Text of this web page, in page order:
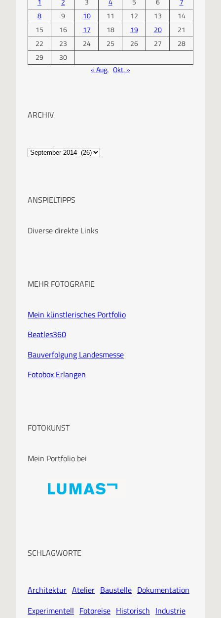
8
9 10 11 12 13
14
15
16 17 18 19 20
21
22
23 24 25 26 27
28
29
30
« Aug. Okt. »
ARCHIV
A
i
ANSPIELTIPPS
Diverse direkte Links
MEHR FOTOGRAFIE
Mein künstlerisches Portfolio
Beatles360
Bauverfolgung Landesmesse
Fotobox Erlangen
FOTOKUNST
Mein Portfolio bei
SCHLAGWORTE
Architektur Atelier Baustelle Dokumentation
Experimentell Fotoreise Historisch Industrie